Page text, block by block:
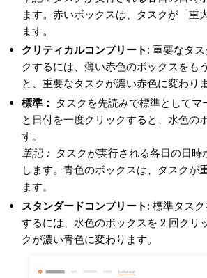
ます。赤いボックスは、タスクが「重
ます。
クリティカルコンプリート:重要なタ
クするには、薄い赤色のボックスをも
と、重要なタスクが濃い赤色に変わりま
標準： タスクを先読みで標準としてマ
と日付を一度クリックすると、水色の
す。
筆記： タスクが実行される各日の日時
します。青色のボックスは、タスクが
ます。
スタンダードコンプリート:標準タス
するには、水色のボックスを 2 回クリ
クが濃い青色に変わります。